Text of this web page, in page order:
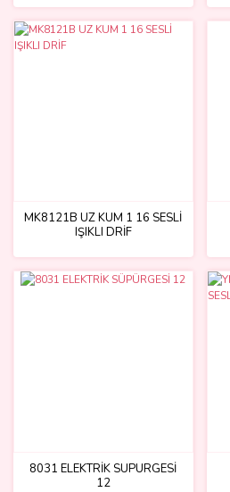
MK8121B UZ KUM 1 16 SESLİ
IŞIKLI DRİF
8031 ELEKTRİK SÜPÜRGESİ
12